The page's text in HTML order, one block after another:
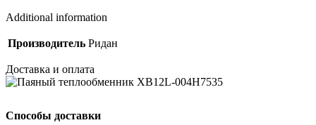
Additional information
Производитель Ридан
Доставка и оплата
Способы доставки